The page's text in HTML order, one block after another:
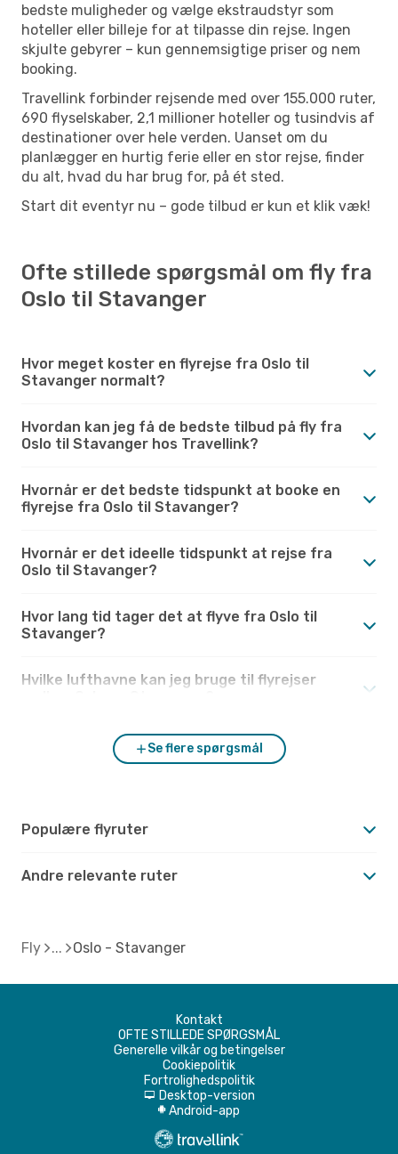
bedste muligheder og vælge ekstraudstyr som
hoteller eller billeje for at tilpasse din rejse. Ingen
skjulte gebyrer – kun gennemsigtige priser og nem
booking.
Travellink forbinder rejsende med over 155.000 ruter,
690 flyselskaber, 2,1 millioner hoteller og tusindvis af
destinationer over hele verden. Uanset om du
planlægger en hurtig ferie eller en stor rejse, finder
du alt, hvad du har brug for, på ét sted.
Start dit eventyr nu – gode tilbud er kun et klik væk!
Ofte stillede spørgsmål om fly fra
Oslo til Stavanger
Hvor meget koster en flyrejse fra Oslo til
Stavanger normalt?
Hvordan kan jeg få de bedste tilbud på fly fra
Oslo til Stavanger hos Travellink?
Hvornår er det bedste tidspunkt at booke en
flyrejse fra Oslo til Stavanger?
Hvornår er det ideelle tidspunkt at rejse fra
Oslo til Stavanger?
Hvor lang tid tager det at flyve fra Oslo til
Stavanger?
Hvilke lufthavne kan jeg bruge til flyrejser
Se flere spørgsmål
Populære flyruter
Andre relevante ruter
Fly Oslo - Stavanger
Kontakt
OFTE STILLEDE SPØRGSMÅL
Generelle vilkår og betingelser
Cookiepolitik
Fortrolighedspolitik
d Desktop-version
A Android-app